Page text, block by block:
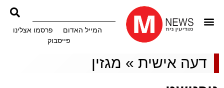
המייל האדום
פרסמו אצלינו
פייסבוק
דעה אישית» מגזין